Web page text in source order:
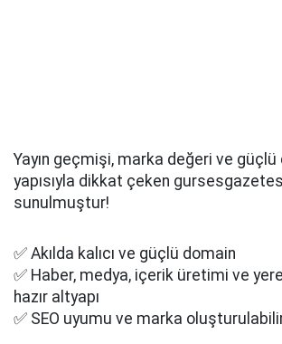
Yayın geçmişi, marka değeri ve güçlü
yapısıyla dikkat çeken
sunulmuştur!
✅ Akılda kalıcı ve güçlü domain
✅ Haber, medya, içerik üretimi ve yerel
hazır altyapı
✅ SEO uyumu ve marka